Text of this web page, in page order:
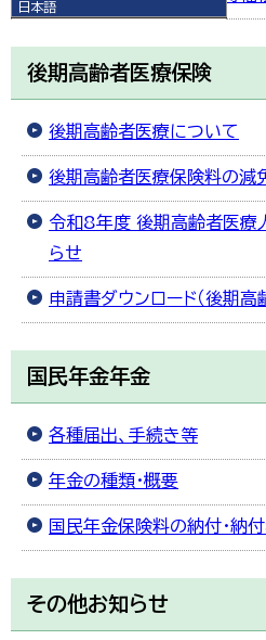
日本語
English
한국어
後期高齢者医療保険
後期高齢者医療について
後期高齢者医療保険料の減
令和8年度 後期高齢者医療
らせ
申請書ダウンロード（後期高
国民年金年金
各種届出、手続き等
年金の種類・概要
国民年金保険料の納付・納
その他お知らせ